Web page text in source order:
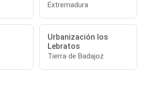
Extremadura
Urbanización los
Lebratos
Tierra de Badajoz